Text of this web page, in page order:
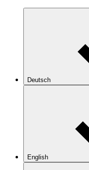
Deutsch
English